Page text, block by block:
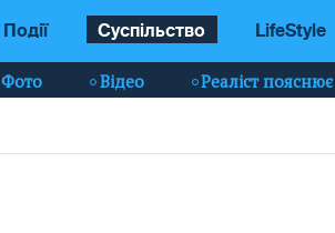
Події Суспільство LifeStyle
Фото Відео Реаліст пояснює